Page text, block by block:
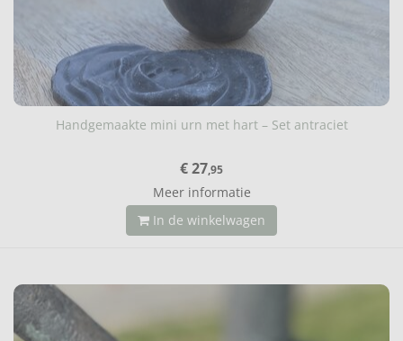
Handgemaakte mini urn met hart – Set antraciet
€ 27,95
Meer informatie
In de winkelwagen